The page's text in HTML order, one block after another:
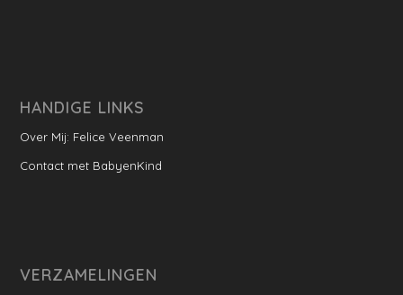
HANDIGE LINKS
Over Mij: Felice Veenman
Contact met BabyenKind
VERZAMELINGEN